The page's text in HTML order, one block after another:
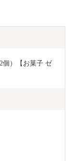
個）【お菓子 ゼ